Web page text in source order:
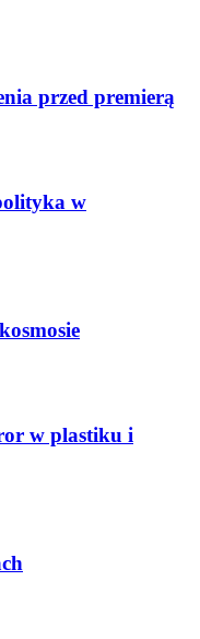
przed premierą
w
w plastiku i